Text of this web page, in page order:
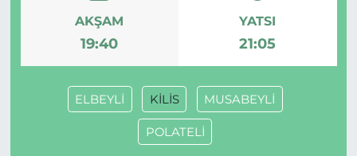
AKŞAM
19:40
YATSI
21:05
ELBEYLİ KİLİS MUSABEYLİ
POLATELİ